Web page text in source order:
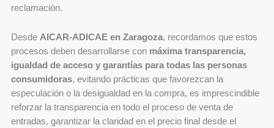
reclamación.
Desde AICAR-ADICAE en Zaragoza, recordamos que estos
procesos deben desarrollarse con máxima transparencia,
igualdad de acceso y garantías para todas las personas
consumidoras, evitando prácticas que favorezcan la
especulación o la desigualdad en la compra, es imprescindible
reforzar la transparencia en todo el proceso de venta de
entradas, garantizar la claridad en el precio final desde el